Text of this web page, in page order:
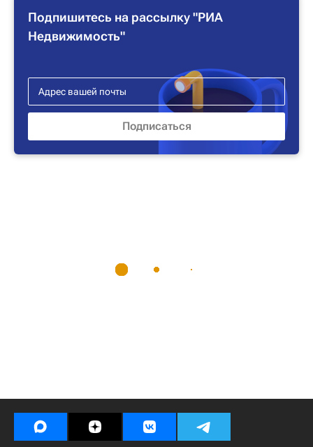
Подпишитесь на рассылку "РИА
Недвижимость"